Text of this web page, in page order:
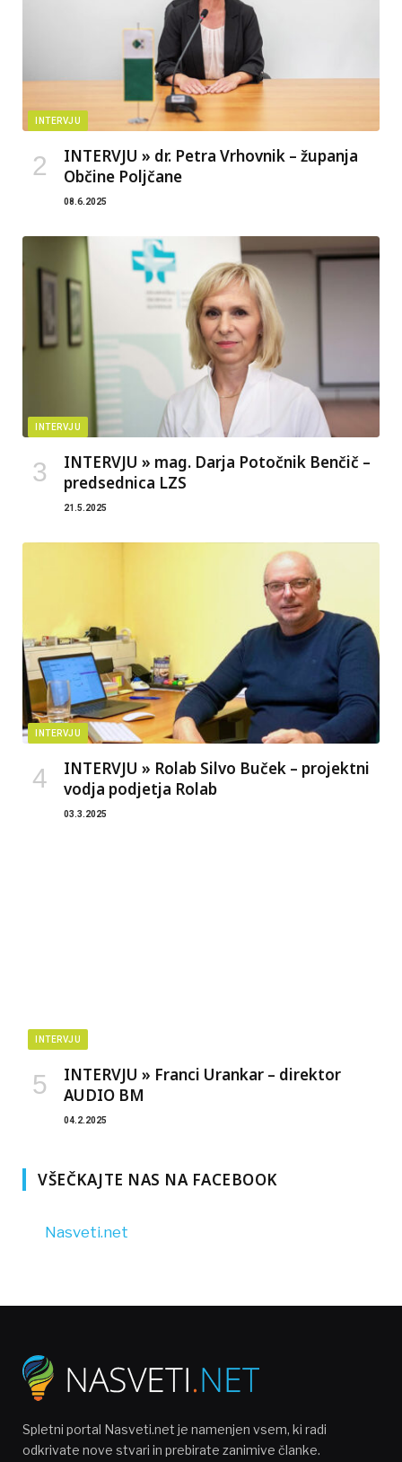
INTERVJU
INTERVJU » dr. Petra Vrhovnik – županja
Občine Poljčane
08.6.2025
INTERVJU
INTERVJU » mag. Darja Potočnik Benčič –
predsednica LZS
21.5.2025
INTERVJU
INTERVJU » Rolab Silvo Buček – projektni
vodja podjetja Rolab
03.3.2025
INTERVJU
INTERVJU » Franci Urankar – direktor
AUDIO BM
04.2.2025
VŠEČKAJTE NAS NA FACEBOOK
Nasveti.net
Spletni portal Nasveti.net je namenjen vsem, ki radi
odkrivate nove stvari in prebirate zanimive članke.